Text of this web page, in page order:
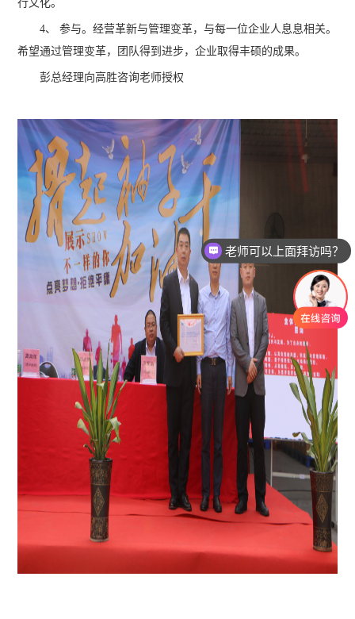
行文化。
4、 参与。经营革新与管理变革，与每一位企业人息息相关。
希望通过管理变革，团队得到进步，企业取得丰硕的成果。
彭总经理向高胜咨询老师授权
老师可以上面拜访吗？